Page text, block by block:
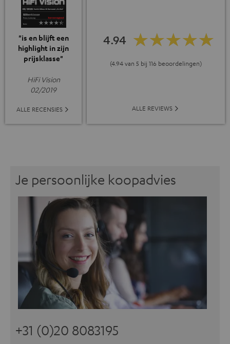
"is en blijft een
highlight in zijn
prijsklasse"
HiFi Vision
02/2019
ALLE RECENSIES
4.94
(4.94 van 5 bij 116 beoordelingen)
ALLE REVIEWS
Je persoonlijke koopadvies
+31 (0)20 8083195